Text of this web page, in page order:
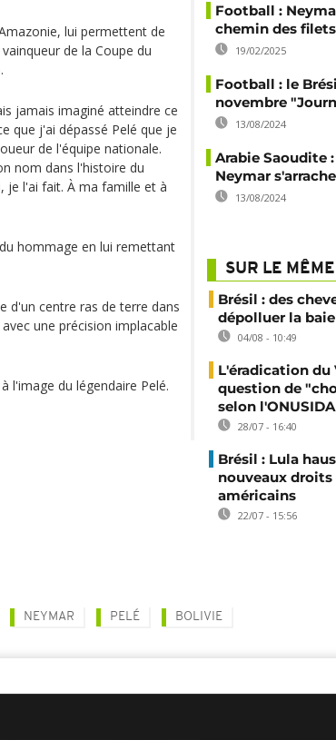
lui permettent de
de la Coupe du
jamais imaginé atteindre ce
que j'ai dépassé Pelé que je
de l'équipe nationale.
nom dans l'histoire du
je l'ai fait. À ma famille et à
hommage en lui remettant
d'un centre ras de terre dans
une précision implacable
l'image du légendaire Pelé.
Football :
chemin des
19/02/2025
Football : le
novembre
13/08/2024
Arabie Saoudite
Neymar
13/08/2024
SUR LE
Brésil : des
dépolluer la
04/08 - 10:49
L'éradication du
question de
selon l'ONUSIDA
28/07 - 16:40
Brésil : Lula
nouveaux droits
américains
22/07 - 15:56
NEYMAR PELÉ BOLIVIE